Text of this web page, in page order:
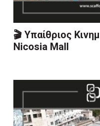
🎬 Υπαίθριος
Nicosia Mall